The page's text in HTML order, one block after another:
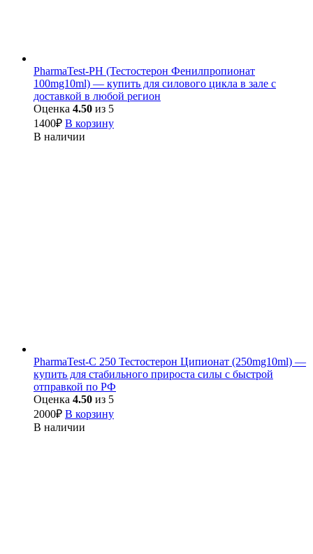
PharmaTest-PH (Тестостерон Фенилпропионат
100mg10ml) — купить для силового цикла в зале с
доставкой в любой регион
Оценка 4.50 из 5
1400₽ В корзину
В наличии
PharmaTest-C 250 Тестостерон Ципионат (250mg10ml) —
купить для стабильного прироста силы с быстрой
отправкой по РФ
Оценка 4.50 из 5
2000₽ В корзину
В наличии